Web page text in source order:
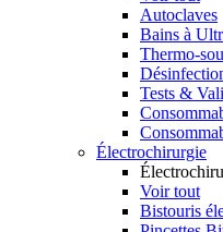
Autoclaves
Bains à
Thermo-
Tests &
Électrochirurgie
Voir tout
Bistouris